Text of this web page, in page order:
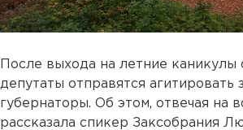
После выхода на летние каникулы
депутаты отправятся агитировать
губернаторы. Об этом, отвечая на
рассказала спикер Заксобрания